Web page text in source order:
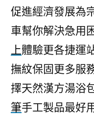
促進經濟發展為
車幫你解決急用
上體驗更各捷運
撫紋保固更多服
擇天然漢方湯浴
筆手工製品最好